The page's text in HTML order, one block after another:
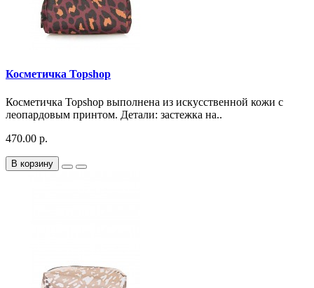
Косметичка Topshop
Косметичка Topshop выполнена из искусственной кожи с
леопардовым принтом. Детали: застежка на..
470.00 р.
В корзину